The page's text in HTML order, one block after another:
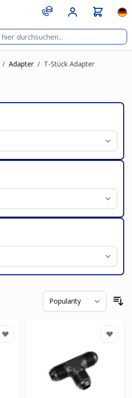
/ Adapter / T-Stück Adapter